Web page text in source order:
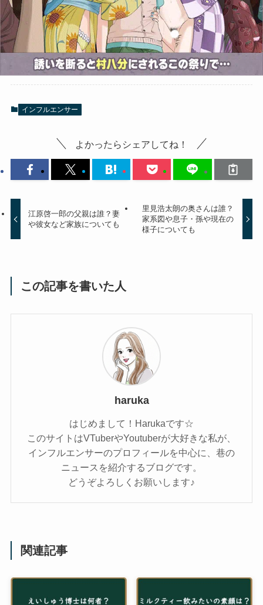
インフルエンサー
よかったらシェアしてね！
江原啓一郎の父親は誰？妻
や彼女など家族についても
里見浩太朗の奥さんは誰？
家系図や息子・孫や現在の
様子についても
この記事を書いた人
haruka
はじめまして！Harukaです☆
このサイトはVTuberやYoutuberが大好きな私が、
インフルエンサーのプロフィールを中心に、巷の
ニュースを紹介するブログです。
どうぞよろしくお願いします♪
関連記事